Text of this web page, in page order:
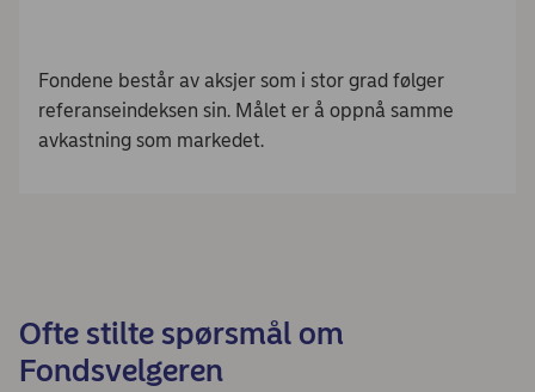
Fondene består av aksjer som i stor grad følger
referanseindeksen sin. Målet er å oppnå samme
avkastning som markedet.
Ofte stilte spørsmål om
Fondsvelgeren